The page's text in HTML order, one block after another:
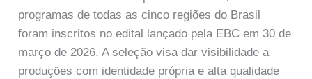
programas de todas as cinco regiões do Brasil
foram inscritos no edital lançado pela EBC em 30 de
março de 2026. A seleção visa dar visibilidade a
produções com identidade própria e alta qualidade